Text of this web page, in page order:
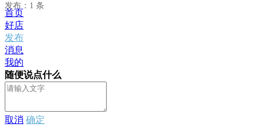
发布：1 条
首页
好店
发布
消息
我的
随便说点什么
取消 确定